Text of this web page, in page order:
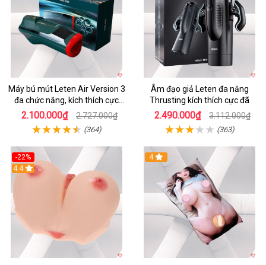
Máy bú mút Leten Air Version 3
đa chức năng, kích thích cực
mạnh
2.100.000₫ 2.727.000₫
(364)
Âm đạo giả Leten đa năng
Thrusting kích thích cực đã
2.490.000₫ 3.112.000₫
(363)
-22%
4.4
4